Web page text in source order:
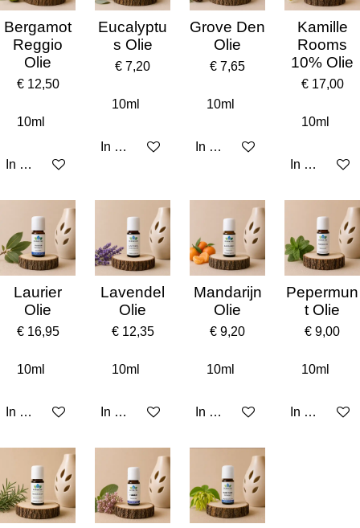
Bergamot
Reggio
Olie
€ 12,50
In winkelwagen
Eucalyptu
s Olie
€ 7,20
In winkelwagen
Grove Den
Olie
€ 7,65
In winkelwagen
Kamille
Rooms
10% Olie
€ 17,00
In
Laurier
Olie
€ 16,95
In winkelwagen
Lavendel
Olie
€ 12,35
In winkelwagen
Mandarijn
Olie
€ 9,20
In winkelwagen
Pepermun
t Olie
€ 9,00
In